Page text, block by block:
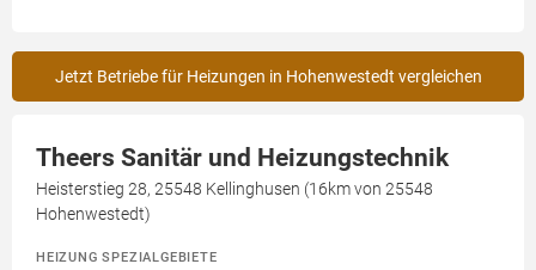
Jetzt Betriebe für Heizungen in Hohenwestedt vergleichen
Theers Sanitär und Heizungstechnik
Heisterstieg 28, 25548 Kellinghusen (16km von 25548
Hohenwestedt)
HEIZUNG SPEZIALGEBIETE